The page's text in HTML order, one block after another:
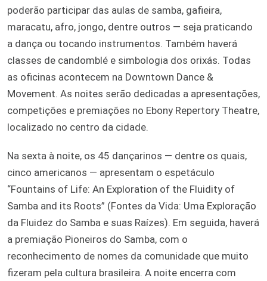
poderão participar das aulas de samba, gafieira,
maracatu, afro, jongo, dentre outros — seja praticando
a dança ou tocando instrumentos. Também haverá
classes de candomblé e simbologia dos orixás. Todas
as oficinas acontecem na Downtown Dance &
Movement. As noites serão dedicadas a apresentações,
competições e premiações no Ebony Repertory Theatre,
localizado no centro da cidade.
Na sexta à noite, os 45 dançarinos — dentre os quais,
cinco americanos — apresentam o espetáculo
“Fountains of Life: An Exploration of the Fluidity of
Samba and its Roots” (Fontes da Vida: Uma Exploração
da Fluidez do Samba e suas Raízes). Em seguida, haverá
a premiação Pioneiros do Samba, com o
reconhecimento de nomes da comunidade que muito
fizeram pela cultura brasileira. A noite encerra com